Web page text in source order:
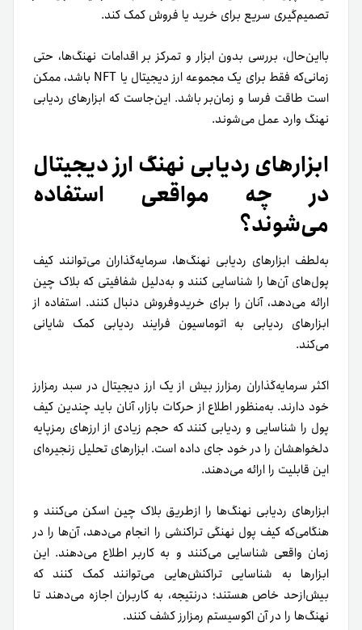
تصمیم‌گیری سریع برای خرید یا فروش کمک کند.
با‌این‌حال، بررسی بدون ابزار و تمرکز بر اقدامات نهنگ‌ها، حتی
زمانی‌که فقط برای یک مجموعه ارز دیجیتال یا NFT باشد، ممکن
است طاقت فرسا و زمان‌بر باشد. این‌جاست که ابزارهای ردیابی
نهنگ وارد عمل می‌شوند.
ابزارهای ردیابی نهنگ ارز دیجیتال
در چه مواقعی استفاده
می‌شوند؟
به‌لطف ابزارهای ردیابی نهنگ‌ها، سرمایه‌گذاران می‌توانند کیف
پول‌های آن‌ها را شناسایی کنند و به‌دلیل شفافیتی که بلاک چین
ارائه می‌دهد، آنان را برای خرید‌و‌فروش دنبال کنند. استفاده از
ابزارهای ردیابی به اتوماسیون فرایند ردیابی کمک شایانی
می‌کند.
اکثر سرمایه‌گذاران رمزارز بیش از یک ارز دیجیتال در سبد رمزارز
خود دارند. به‌منظور اطلاع از حرکات بازار، آنان باید چندین کیف
پول را شناسایی و ردیابی کنند که حجم زیادی از ارزهای رمزپایه
دلخواهشان را در خود جای داده است. ابزارهای تحلیل زنجیره‌ای
این قابلیت را ارائه می‌دهند.
ابزارهای ردیابی نهنگ‌ها را از‌طریق بلاک چین اسکن می‌کنند و
هنگامی‌که کیف پول نهنگی تراکنشی را انجام می‌دهد، آن‌ها را در
زمان واقعی شناسایی می‌کنند و به کاربر اطلاع می‌دهند. این
ابزارها به شناسایی تراکنش‌هایی می‌توانند کمک کنند که
بیش‌ازحد خاص هستند؛ در‌نتیجه، به کاربران اجازه می‌دهند تا
نهنگ‌ها را در آن اکوسیستم رمزارز کشف کنند.